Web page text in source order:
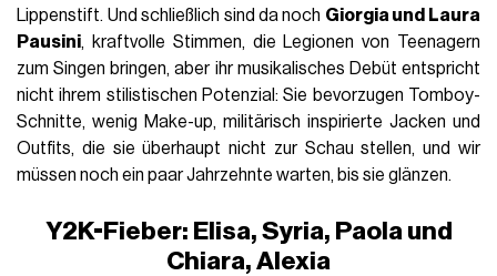
Lippenstift. Und schließlich sind da noch Giorgia und Laura
Pausini, kraftvolle Stimmen, die Legionen von Teenagern
zum Singen bringen, aber ihr musikalisches Debüt entspricht
nicht ihrem stilistischen Potenzial: Sie bevorzugen Tomboy-
Schnitte, wenig Make-up, militärisch inspirierte Jacken und
Outfits, die sie überhaupt nicht zur Schau stellen, und wir
müssen noch ein paar Jahrzehnte warten, bis sie glänzen.
Y2K-Fieber: Elisa, Syria, Paola und
Chiara, Alexia